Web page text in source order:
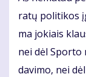
ra­tų po­li­ti­kos
ma jo­kiais
nei dėl
da­vi­mo, nei